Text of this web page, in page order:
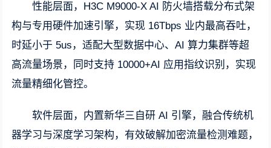
性能层面，H3C M9000-X AI 防火墙搭载分布式架
构与专用硬件加速引擎，实现 16Tbps 业内最高吞吐，
时延小于 5us，适配大型数据中心、AI 算力集群等超
高流量场景，同时支持 10000+AI 应用指纹识别，实现
流量精细化管控。
软件层面，内置新华三自研 AI 引擎，融合传统机
器学习与深度学习架构，有效破解加密流量检测难题，